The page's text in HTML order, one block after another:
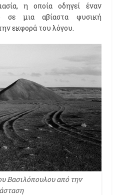
η οποία οδηγεί έναν
σε μια αβίαστα φυσική
εκφορά του λόγου.
Βασιλόπουλου από την